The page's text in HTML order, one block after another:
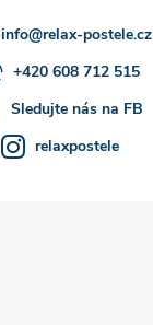
info@relax-postele.cz
+420 608 712 515
Sledujte nás na FB
relaxpostele